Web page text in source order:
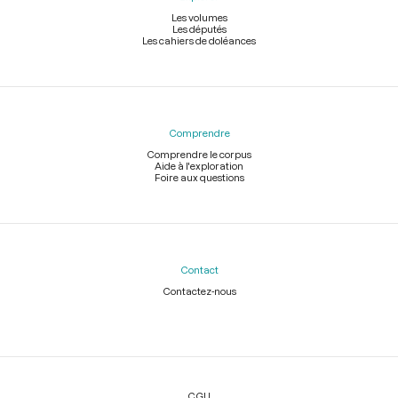
Les volumes
Les députés
Les cahiers de doléances
Comprendre
Comprendre le corpus
Aide à l'exploration
Foire aux questions
Contact
Contactez-nous
Légal